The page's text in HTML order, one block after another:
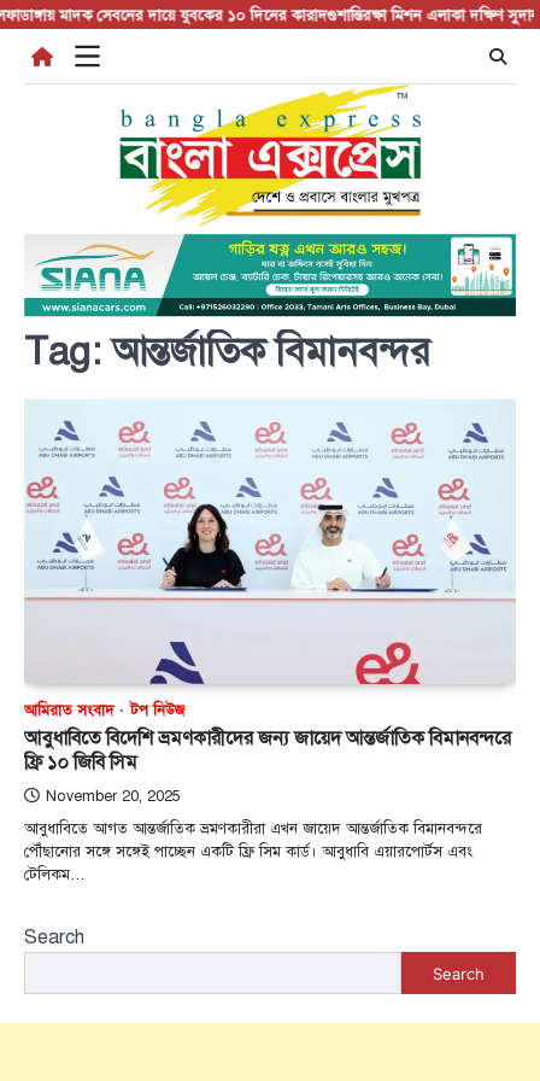
Skip
content
মাদক সেবনের দায়ে যুবকের ১০ দিনের কারাদণ্ডশান্তিরক্ষা মিশন এলাকা দক্ষিণ সুদান
Tag:আন্তর্জাতিক বিমানবন্দর
আমিরাত সংবাদ টপ নিউজ
আবুধাবিতে বিদেশি ভ্রমণকারীদের জন্য জায়েদ আন্তর্জাতিক বিমানবন্দরে
ফ্রি ১০ জিবি সিম
November 20, 2025
আবুধাবিতে আগত আন্তর্জাতিক ভ্রমণকারীরা এখন জায়েদ আন্তর্জাতিক বিমানবন্দরে
পৌঁছানোর সঙ্গে সঙ্গেই পাচ্ছেন একটি ফ্রি সিম কার্ড। আবুধাবি এয়ারপোর্টস এবং
টেলিকম…
Search
Search